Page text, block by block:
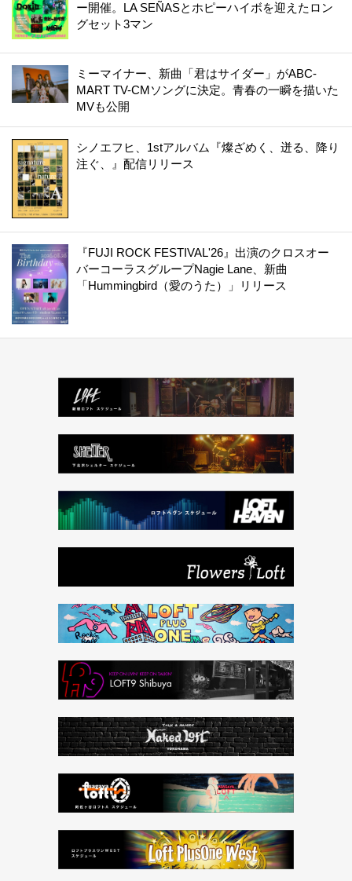
ー開催。LA SEÑASとホピーハイボを迎えたロン
グセット3マン
ミーマイナー、新曲「君はサイダー」がABC-
MART TV-CMソングに決定。青春の一瞬を描いた
MVも公開
シノエフヒ、1stアルバム『燦ざめく、迸る、降り
注ぐ、』配信リリース
『FUJI ROCK FESTIVAL'26』出演のクロスオー
バーコーラスグループNagie Lane、新曲
「Hummingbird（愛のうた）」リリース